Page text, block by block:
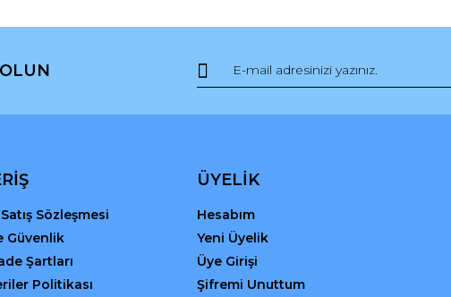
Sözleşmesi
Güvenlik
Şartları
Politikası
ÜYELİK
Hesabım
Yeni Üyelik
Üye Girişi
Şifremi Unuttum